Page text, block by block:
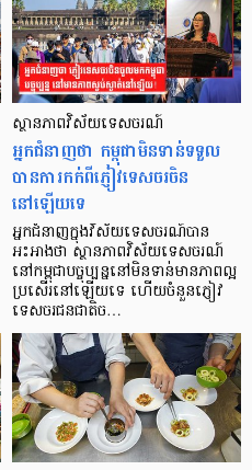
ស្ថានភាពវិស័យទេសចរណ៍
អ្នកជំនាញថា កម្ពុជាមិនទាន់ទទួល
បានការកក់ពីភ្ញៀវទេសចរចិន
នៅឡើយទេ
អ្នកជំនាញក្នុងវិស័យទេសចរណ៍បាន
អះអាងថា ស្ថានភាពវិស័យទេសចរណ៍
នៅកម្ពុជាបច្ចុប្បន្ននៅមិនទាន់មានភាពល្អ
ប្រសើរនៅឡើយទេ ហើយចំនួនភ្ញៀវ
ទេសចរជនជាតិច…